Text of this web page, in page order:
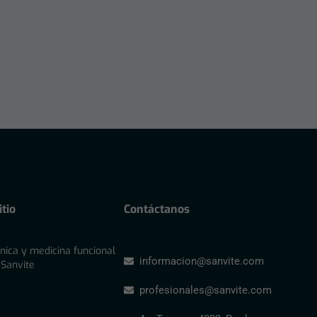
y medicina funcional
Contáctanos
informacion@sanvite.com
profesionales@sanvite.com